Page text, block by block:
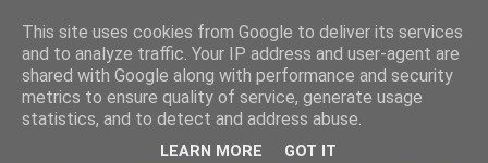
This site uses cookies from Google to deliver its services
and to analyze traffic. Your IP address and user-agent are
shared with Google along with performance and security
metrics to ensure quality of service, generate usage
statistics, and to detect and address abuse.
LEARN MORE GOT IT